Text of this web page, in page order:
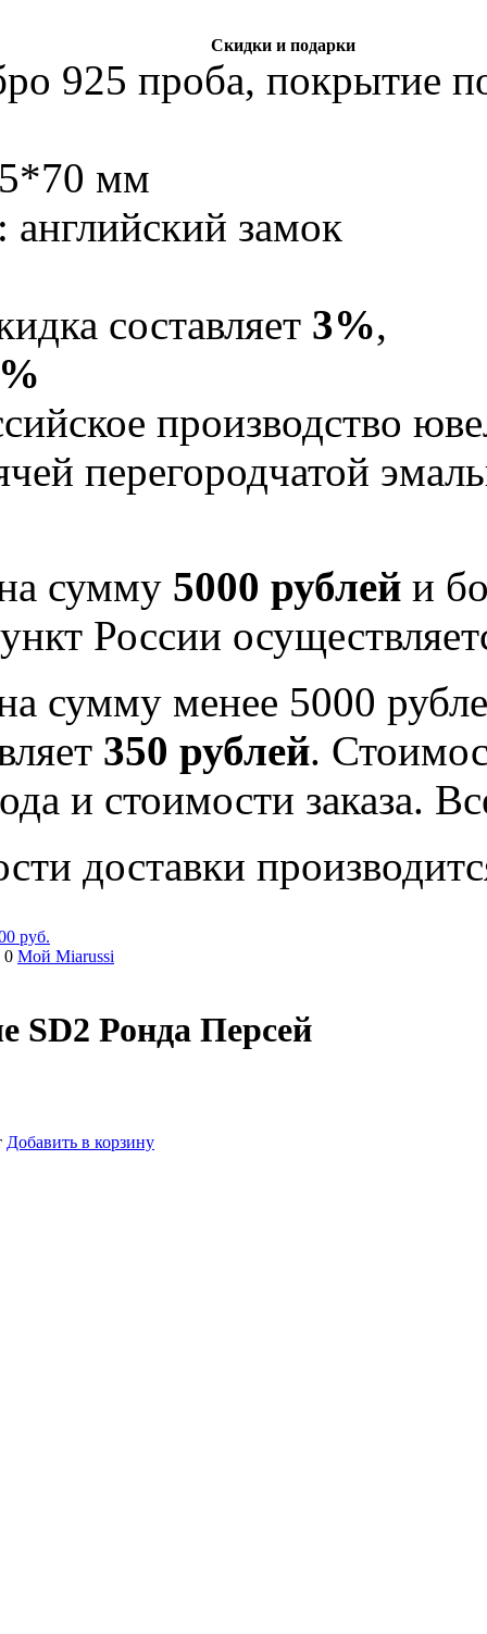
Скидки и подарки
925 проба, покрытие
мм
английский замок
составляет 3%,
производство
перегородчатой
сумму 5000 рублей и
России
сумму менее 5000
350 рублей.
и стоимости заказа.
доставки
руб.
0 Мой Miarussi
SD2 Ронда Персей
Добавить в корзину